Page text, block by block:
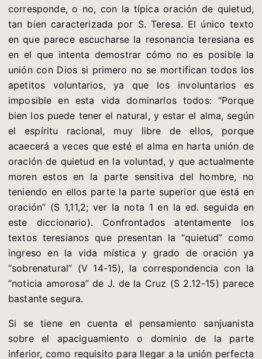
corresponde, o no, con la típica oración de quietud,
tan bien caracterizada por S. Teresa. El único texto
en que parece escucharse la resonancia teresiana es
en el que intenta demostrar cómo no es posible la
unión con Dios si primero no se mortifican todos los
apetitos voluntarios, ya que los involuntarios es
imposible en esta vida dominarlos todos: “Porque
bien los puede tener el natural, y estar el alma, según
el espíritu racional, muy libre de ellos, porque
acaecerá a veces que esté el alma en harta unión de
oración de quietud en la voluntad, y que actualmente
moren estos en la parte sensitiva del hombre, no
teniendo en ellos parte la parte superior que está en
oración” (S 1,11,2; ver la nota 1 en la ed. seguida en
este diccionario). Confrontados atentamente los
textos teresianos que presentan la “quietud” como
ingreso en la vida mística y grado de oración ya
“sobrenatural” (V 14-15), la correspondencia con la
“noticia amorosa” de J. de la Cruz (S 2.12-15) parece
bastante segura.
Si se tiene en cuenta el pensamiento sanjuanista
sobre el apaciguamiento o dominio de la parte
inferior, como requisito para llegar a la unión perfecta